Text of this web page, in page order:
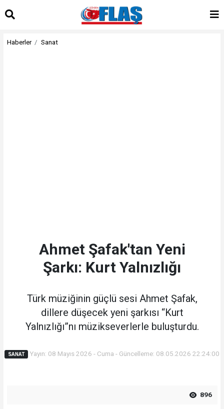
Haberler Sanat
Ahmet Şafak'tan Yeni
Şarkı: Kurt Yalnızlığı
Türk müziğinin güçlü sesi Ahmet Şafak,
dillere düşecek yeni şarkısı “Kurt
Yalnızlığı”nı müzikseverlerle buluşturdu.
SANAT Yayın: 08 Mayıs 2026 - Cuma - Güncelleme: 08.05.2026 22:24:00
896